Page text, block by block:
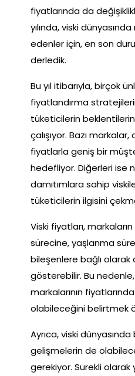
fiyatlarında da
yılında, viski
edenler için, en son
derledik.
Bu yıl itibarıyla, birçok
fiyatlandırma
tüketicilerin
çalışıyor. Bazı
fiyatlarla geniş bir
hedefliyor. Diğerleri ise
damıtımlara sahip
tüketicilerin ilgisini
Viski fiyatları,
sürecine, yaşlanma
bileşenlere bağlı olarak
gösterebilir. Bu nedenle,
markalarının
olabileceğini belirtmek
Ayrıca, viski
gelişmelerin de
gerekiyor. Sürekli olarak